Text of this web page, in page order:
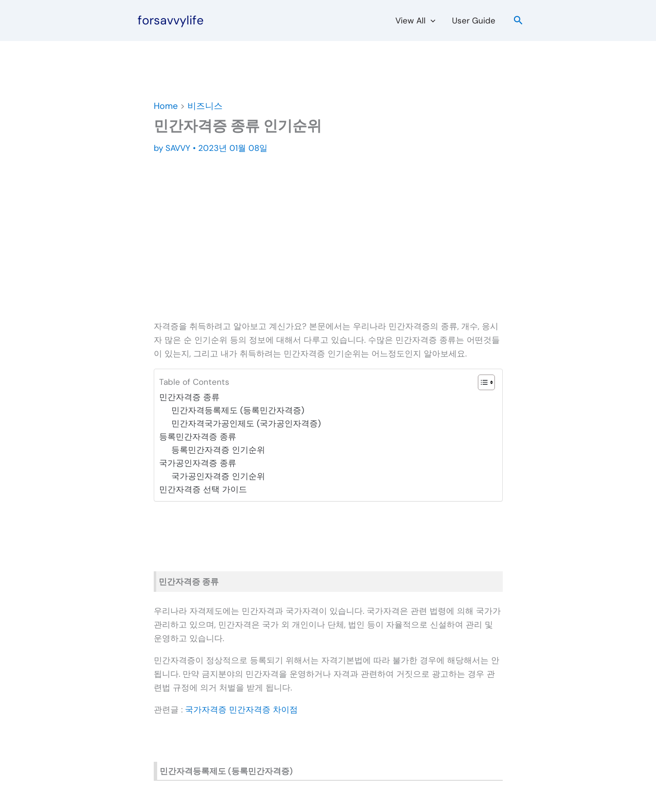
forsavvylife View All User Guide
검
Home> 비즈니스
민간자격증 종류 인기순위
by SAVVY • 2023년 01월 08일
자격증을 취득하려고 알아보고 계신가요? 본문에서는 우리나라 민간자격증의 종류, 개수, 응시
자 많은 순 인기순위 등의 정보에 대해서 다루고 있습니다. 수많은 민간자격증 종류는 어떤것들
이 있는지, 그리고 내가 취득하려는 민간자격증 인기순위는 어느정도인지 알아보세요.
Table of Contents
민간자격증 종류
민간자격등록제도 (등록민간자격증)
민간자격국가공인제도 (국가공인자격증)
등록민간자격증 종류
등록민간자격증 인기순위
국가공인자격증 종류
국가공인자격증 인기순위
민간자격증 선택 가이드
민간자격증 종류
우리나라 자격제도에는 민간자격과 국가자격이 있습니다. 국가자격은 관련 법령에 의해 국가가
관리하고 있으며, 민간자격은 국가 외 개인이나 단체, 법인 등이 자율적으로 신설하여 관리 및
운영하고 있습니다.
민간자격증이 정상적으로 등록되기 위해서는 자격기본법에 따라 불가한 경우에 해당해서는 안
됩니다. 만약 금지분야의 민간자격을 운영하거나 자격과 관련하여 거짓으로 광고하는 경우 관
련법 규정에 의거 처벌을 받게 됩니다.
관련글 : 국가자격증 민간자격증 차이점
민간자격등록제도 (등록민간자격증)